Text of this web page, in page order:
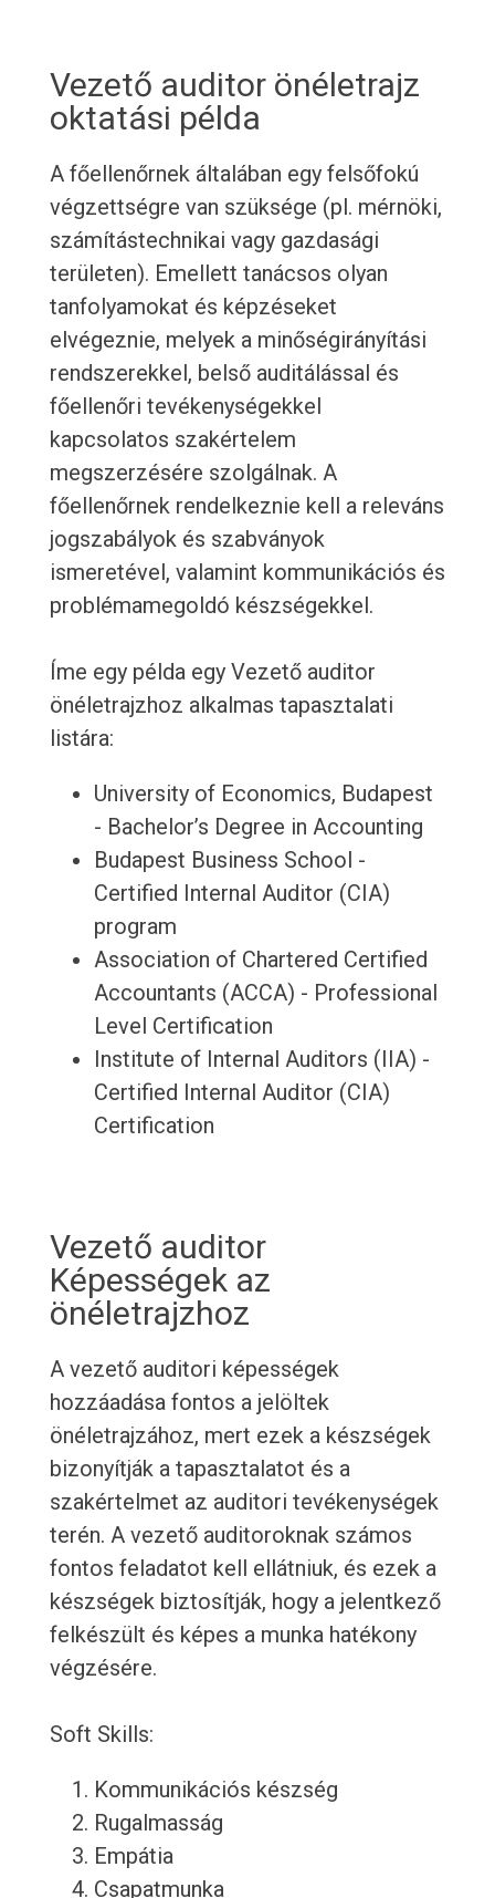
Vezető auditor önéletrajz
oktatási példa
A főellenőrnek általában egy felsőfokú
végzettségre van szüksége (pl. mérnöki,
számítástechnikai vagy gazdasági
területen). Emellett tanácsos olyan
tanfolyamokat és képzéseket
elvégeznie, melyek a minőségirányítási
rendszerekkel, belső auditálással és
főellenőri tevékenységekkel
kapcsolatos szakértelem
megszerzésére szolgálnak. A
főellenőrnek rendelkeznie kell a releváns
jogszabályok és szabványok
ismeretével, valamint kommunikációs és
problémamegoldó készségekkel.
Íme egy példa egy Vezető auditor
önéletrajzhoz alkalmas tapasztalati
listára:
University of Economics, Budapest
- Bachelor’s Degree in Accounting
Budapest Business School -
Certified Internal Auditor (CIA)
program
Association of Chartered Certified
Accountants (ACCA) - Professional
Level Certification
Institute of Internal Auditors (IIA) -
Certified Internal Auditor (CIA)
Certification
Vezető auditor
Képességek az
önéletrajzhoz
A vezető auditori képességek
hozzáadása fontos a jelöltek
önéletrajzához, mert ezek a készségek
bizonyítják a tapasztalatot és a
szakértelmet az auditori tevékenységek
terén. A vezető auditoroknak számos
fontos feladatot kell ellátniuk, és ezek a
készségek biztosítják, hogy a jelentkező
felkészült és képes a munka hatékony
végzésére.
Soft Skills:
Kommunikációs készség
Rugalmasság
Empátia
Csapatmunka